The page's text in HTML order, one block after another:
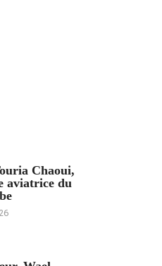
Chaoui,
aviatrice du